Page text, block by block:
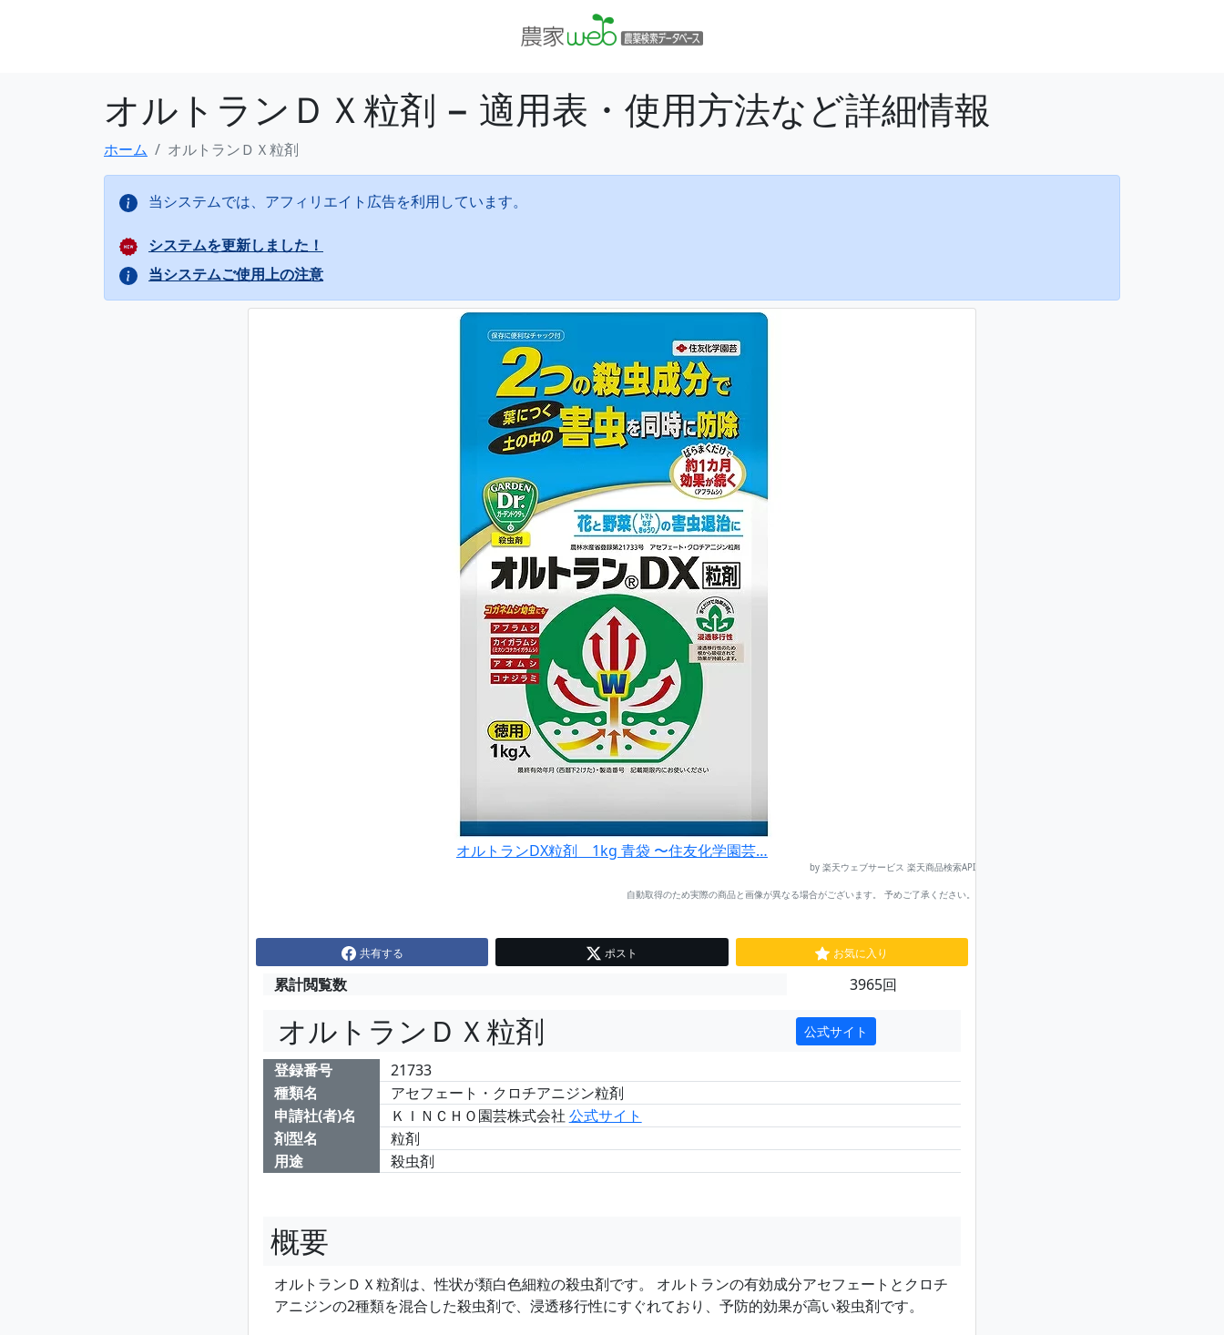
オルトランＤＸ粒剤 − 適用表・使用方法など詳細情報
ホーム オルトランＤＸ粒剤
当システムでは、アフィリエイト広告を利用しています。
システムを更新しました！
当システムご使用上の注意
オルトランDX粒剤 1kg 青袋 〜住友化学園芸…
by 楽天ウェブサービス 楽天商品検索API
自動取得のため実際の商品と画像が異なる場合がございます。 予めご了承ください。
共有する ポスト お気に入り
累計閲覧数 3965回
オルトランＤＸ粒剤 公式サイト
登録番号
21733
種類名
アセフェート・クロチアニジン粒剤
申請社(者)名
ＫＩＮＣＨＯ園芸株式会社 公式サイト
剤型名
粒剤
用途
殺虫剤
概要
オルトランＤＸ粒剤は、性状が類白色細粒の殺虫剤です。 オルトランの有効成分アセフェートとクロチ
アニジンの2種類を混合した殺虫剤で、浸透移行性にすぐれており、予防的効果が高い殺虫剤です。